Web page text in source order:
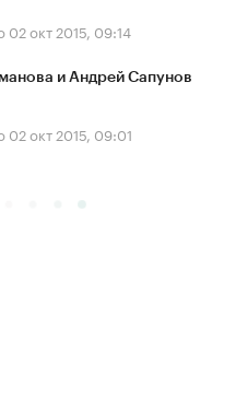
02 окт 2015, 09:14
и Андрей Сапунов
02 окт 2015, 09:01